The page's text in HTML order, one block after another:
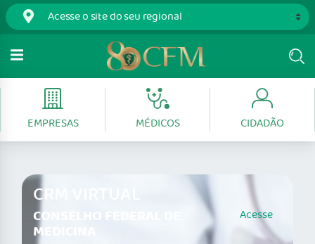
EMPRESAS MÉDICOS CIDADÃO
CRM VIRTUAL
CONSELHO FEDERAL DE
MEDICINA
Acesse